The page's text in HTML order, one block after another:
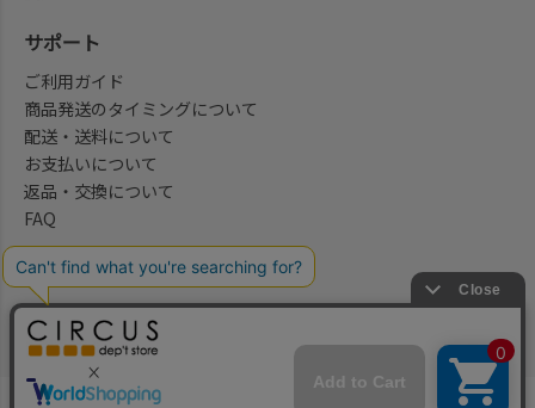
会社概要/お問合せ先
サポート
ご利用ガイド
商品発送のタイミングについて
配送・送料について
お支払いについて
返品・交換について
FAQ
法律に基づく表示 プライバシーポリシー
©2004-2026 子供服・キッズ服の通販Circus All Rights reserved.